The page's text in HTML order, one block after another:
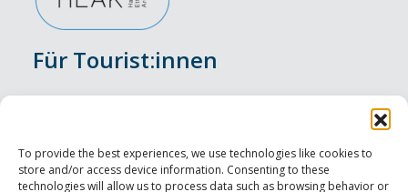
To provide the best experiences, we use technologies like cookies to
store and/or access device information. Consenting to these
technologies will allow us to process data such as browsing behavior or
Für Tourist:innen
Unterkunft
Genusserlebnisse